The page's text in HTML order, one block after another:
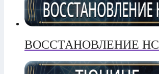
ВОССТАНОВЛЕНИЕ НС